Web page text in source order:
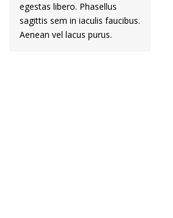
egestas libero. Phasellus
sagittis sem in iaculis faucibus.
Aenean vel lacus purus.